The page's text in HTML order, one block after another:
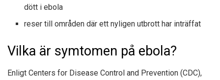
dött i ebola
reser till områden där ett nyligen utbrott har inträffat
Vilka är symtomen på ebola?
Enligt Centers for Disease Control and Prevention (CDC),